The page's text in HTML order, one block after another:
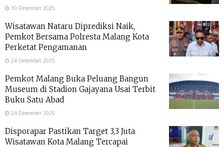
30 Desember 2025
Wisatawan Nataru Diprediksi Naik,
Pemkot Bersama Polresta Malang Kota
Perketat Pengamanan
24 Desember 2025
Pemkot Malang Buka Peluang Bangun
Museum di Stadion Gajayana Usai Terbit
Buku Satu Abad
24 Desember 2025
Disporapar Pastikan Target 3,3 Juta
Wisatawan Kota Malang Tercapai